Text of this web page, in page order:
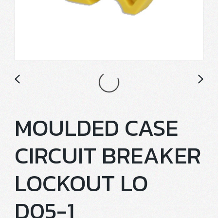
MOULDED CASE
CIRCUIT BREAKER
LOCKOUT LO
D05-1